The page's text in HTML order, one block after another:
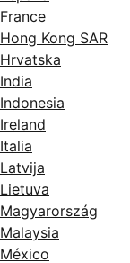
France
Hong Kong SAR
Hrvatska
India
Indonesia
Ireland
Italia
Latvija
Lietuva
Magyarország
Malaysia
México